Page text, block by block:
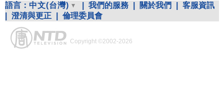
語言： 中文(台灣) 我們的服務 關於我們
客服資訊
澄清與更正 倫理委員會
Copyright ©2002-2026